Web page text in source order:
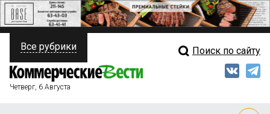
ПОЛИТИКА
ФИНАНСЫ
Свежий выпуск
Все рубрики Поиск по сайту
Четверг, 6 Августа